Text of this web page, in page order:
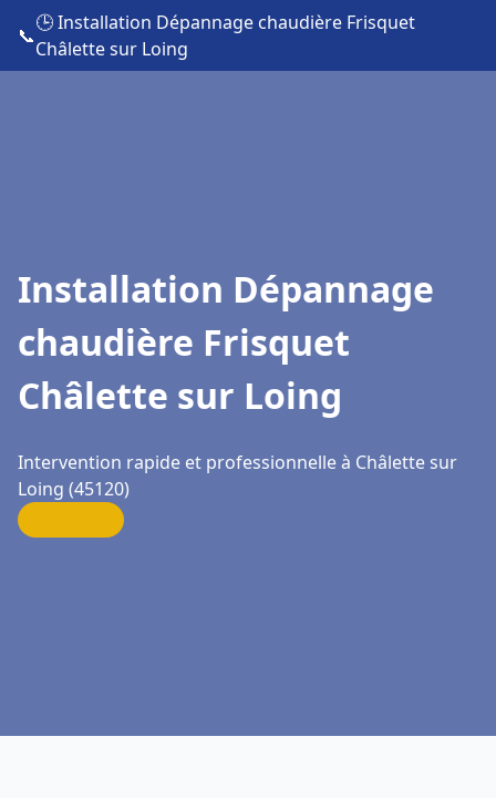
📞
🕒 Installation Dépannage chaudière Frisquet
Châlette sur Loing
Installation Dépannage
chaudière Frisquet
Châlette sur Loing
Intervention rapide et professionnelle à Châlette sur
Loing (45120)